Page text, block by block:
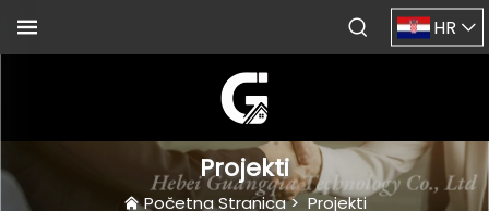
HR
Projekti
Početna Stranica> Projekti